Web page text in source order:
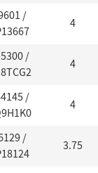
/
4
/
4
/
4
/
3.75